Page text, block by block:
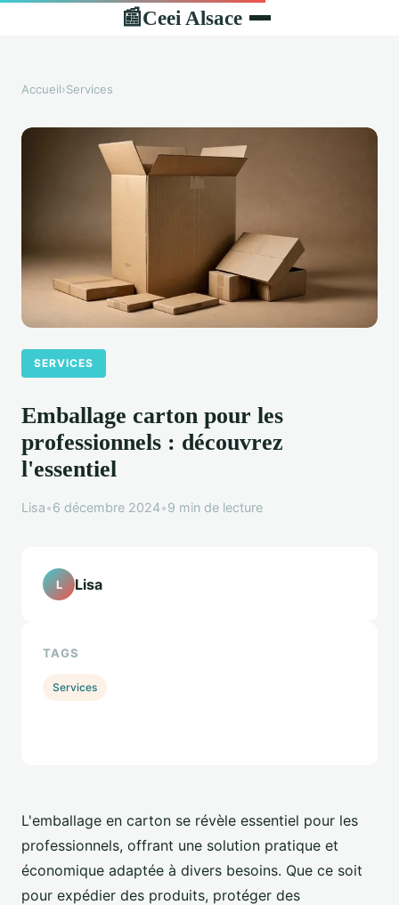
📰Ceei Alsace
Accueil›Services
SERVICES
Emballage carton pour les
professionnels : découvrez
l'essentiel
Lisa•6 décembre 2024•9 min de lecture
L'emballage en carton se révèle essentiel pour les
professionnels, offrant une solution pratique et
économique adaptée à divers besoins. Que ce soit
pour expédier des produits, protéger des
L Lisa
TAGS
Services